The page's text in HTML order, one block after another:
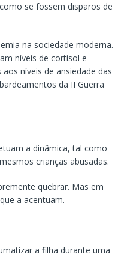
se fossem disparos de
na sociedade moderna.
níveis de cortisol e
níveis de ansiedade das
da II Guerra
a dinâmica, tal como
crianças abusadas.
quebrar. Mas em
a acentuam.
a filha durante uma